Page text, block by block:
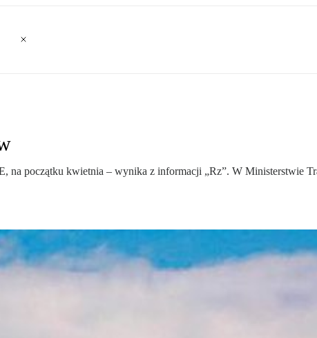
początku kwietnia – wynika z informacji „Rz”. W Ministerstwie